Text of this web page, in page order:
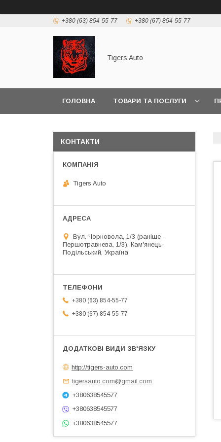
+380 (63) 854-55-77 +380 (67) 854-55-77
Tigers Auto
ГОЛОВНА ТОВАРИ ТА ПОСЛУГИ
КОНТАКТИ
Tigers Auto
Вул. Чорновола, 1/3 (раніше -
Першотравнева, 1/3), Кам'янець-
Подільський, Україна
+380 (63) 854-55-77
+380 (67) 854-55-77
http://tigers-auto.com
tigersauto.com@gmail.com
+380638545577
+380638545577
+380638545577